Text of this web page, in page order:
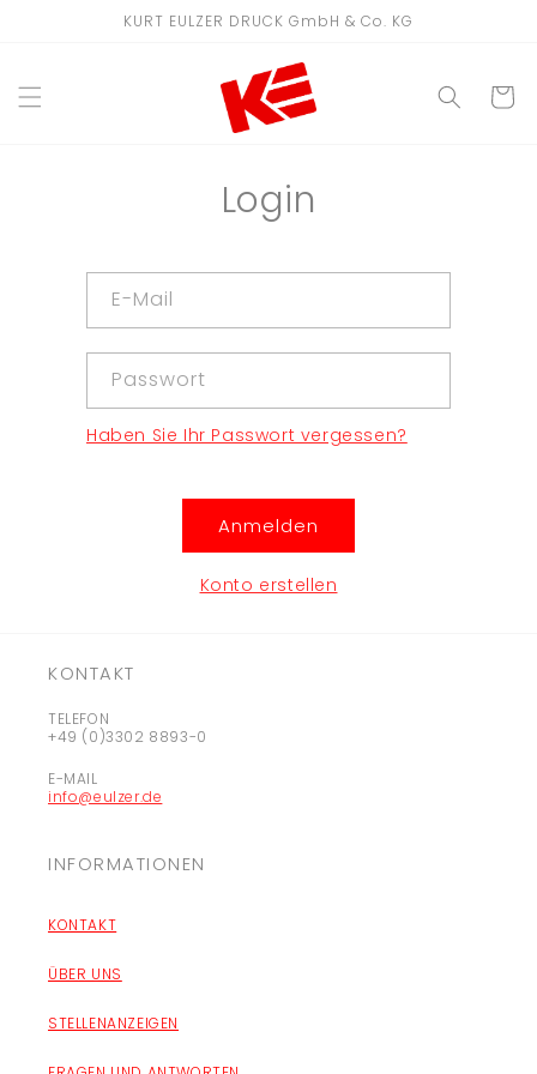
KURT EULZER DRUCK GmbH & Co. KG
Login
E-Mail
Passwort
Haben Sie Ihr Passwort vergessen?
Anmelden
Konto erstellen
KONTAKT
TELEFON
+49 (0)3302 8893-0
E-MAIL
info@eulzer.de
INFORMATIONEN
KONTAKT
ÜBER UNS
STELLENANZEIGEN